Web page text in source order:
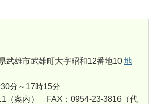
雄市武雄町大字昭和12番地10 地
分～17時15分
（案内） FAX：0954-23-3816（代